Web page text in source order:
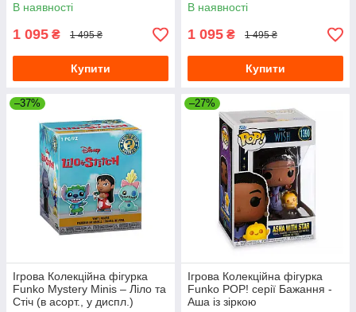
В наявності
1 095 ₴ 1 495 ₴
Купити
В наявності
1 095 ₴ 1 495 ₴
Купити
–37%
Ігрова Колекційна фігурка
Funko Mystery Minis – Ліло та
Стіч (в асорт., у диспл.)
–27%
Ігрова Колекційна фігурка
Funko POP! серії Бажання -
Аша із зіркою